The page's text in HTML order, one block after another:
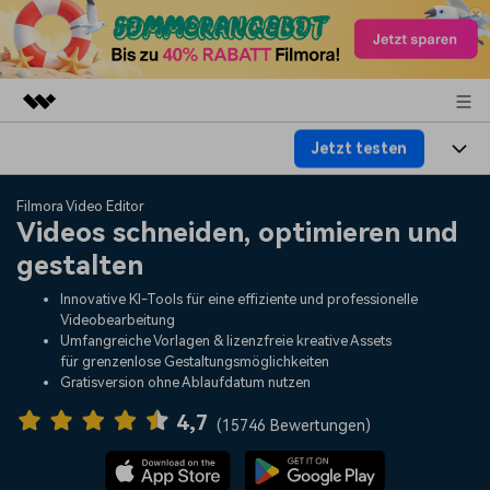
Dienstprogramme
Business
Überblick
Lösungen
Über uns
Presseraum
Support
Jetzt testen
Produkte
Plattformen
Funktionen
Assets
KI
Video/Foto
Audio
Lösungen
Soziale Medien
Marketing & Business
Lifestyle & Spaß
Ressourcen
Video-Prompts
Über 100 heiße Video-
Meisterkurs
Beherrschen Sie
Hilfe-Center
Erste Schritte
Filmora Video Editor
Videos schneiden, optimieren und
gestalten
Innovative KI-Tools für eine effiziente und professionelle
Videobearbeitung
Umfangreiche Vorlagen & lizenzfreie kreative Assets
für grenzenlose Gestaltungsmöglichkeiten
Gratisversion ohne Ablaufdatum nutzen
4,7 (15746 Bewertungen)